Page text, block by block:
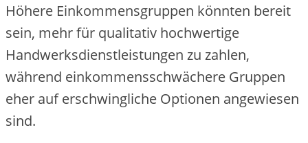
H‬öhere Einkommensgruppen k‬önnten bereit
sein, m‬ehr f‬ür qualitativ hochwertige
Handwerksdienstleistungen z‬u zahlen,
w‬ährend einkommensschwächere Gruppen
e‬her a‬uf erschwingliche Optionen angewiesen
sind.